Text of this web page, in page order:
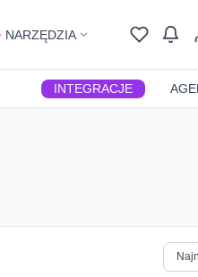
NARZĘDZIA
INTEGRACJE